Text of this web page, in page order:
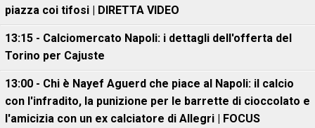
piazza coi tifosi | DIRETTA VIDEO
13:15 - Calciomercato Napoli: i dettagli dell'offerta del
Torino per Cajuste
13:00 - Chi è Nayef Aguerd che piace al Napoli: il calcio
con l'infradito, la punizione per le barrette di cioccolato e
l'amicizia con un ex calciatore di Allegri | FOCUS